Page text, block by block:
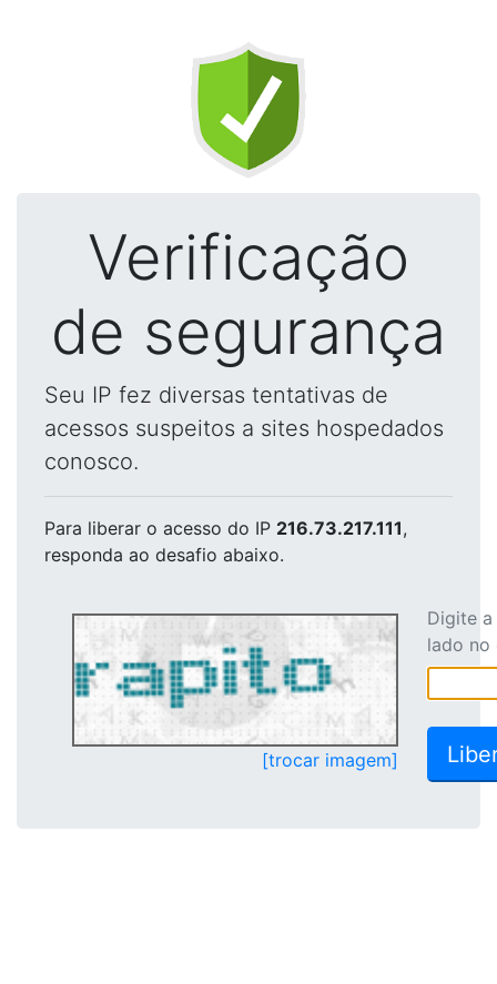
Verificação
de segurança
Seu IP fez diversas tentativas de
acessos suspeitos a sites hospedados
conosco.
Para liberar o acesso do IP 216.73.217.111,
responda ao desafio abaixo.
[trocar imagem]
Digite
lado no